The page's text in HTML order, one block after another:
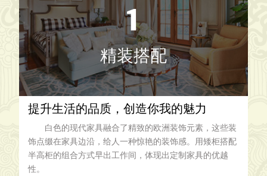
1
精装搭配
提升生活的品质，创造你我的魅力
白色的现代家具融合了精致的欧洲装饰元素，这些装
饰点缀在家具边沿，给人一种惊艳的装饰感。用矮柜搭配
半高柜的组合方式早出工作间，体现出定制家具的优越
性。